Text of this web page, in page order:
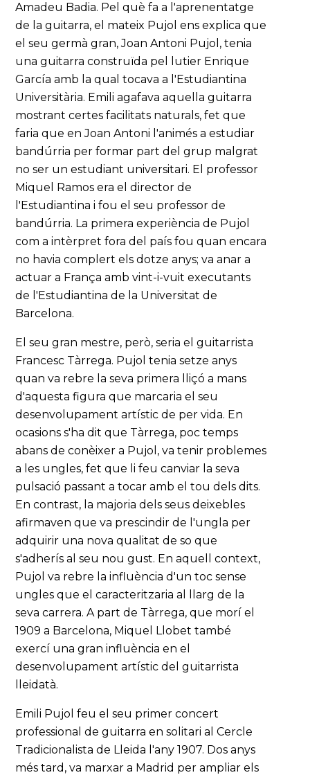
Amadeu Badia. Pel què fa a l'aprenentatge
de la guitarra, el mateix Pujol ens explica que
el seu germà gran, Joan Antoni Pujol, tenia
una guitarra construïda pel lutier Enrique
García amb la qual tocava a l'Estudiantina
Universitària. Emili agafava aquella guitarra
mostrant certes facilitats naturals, fet que
faria que en Joan Antoni l'animés a estudiar
bandúrria per formar part del grup malgrat
no ser un estudiant universitari. El professor
Miquel Ramos era el director de
l'Estudiantina i fou el seu professor de
bandúrria. La primera experiència de Pujol
com a intèrpret fora del país fou quan encara
no havia complert els dotze anys; va anar a
actuar a França amb vint-i-vuit executants
de l'Estudiantina de la Universitat de
Barcelona.
El seu gran mestre, però, seria el guitarrista
Francesc Tàrrega. Pujol tenia setze anys
quan va rebre la seva primera lliçó a mans
d'aquesta figura que marcaria el seu
desenvolupament artístic de per vida. En
ocasions s'ha dit que Tàrrega, poc temps
abans de conèixer a Pujol, va tenir problemes
a les ungles, fet que li feu canviar la seva
pulsació passant a tocar amb el tou dels dits.
En contrast, la majoria dels seus deixebles
afirmaven que va prescindir de l'ungla per
adquirir una nova qualitat de so que
s'adherís al seu nou gust. En aquell context,
Pujol va rebre la influència d'un toc sense
ungles que el caracteritzaria al llarg de la
seva carrera. A part de Tàrrega, que morí el
1909 a Barcelona, Miquel Llobet també
exercí una gran influència en el
desenvolupament artístic del guitarrista
lleidatà.
Emili Pujol feu el seu primer concert
professional de guitarra en solitari al Cercle
Tradicionalista de Lleida l'any 1907. Dos anys
més tard, va marxar a Madrid per ampliar els